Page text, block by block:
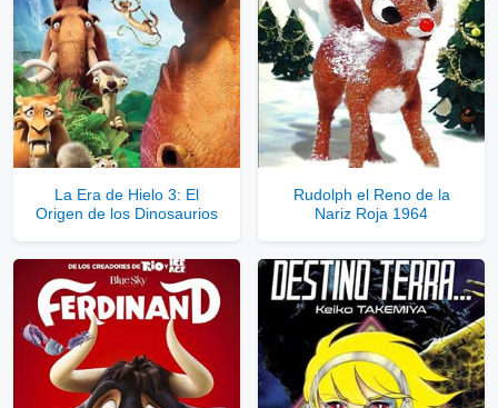
La Era de Hielo 3: El
Origen de los Dinosaurios
Rudolph el Reno de la
Nariz Roja 1964